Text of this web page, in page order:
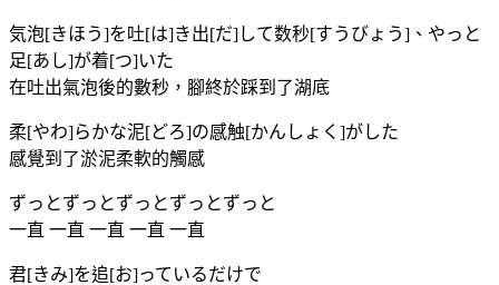
気泡[きほう]を吐[は]き出[だ]して数秒[すうびょう]、やっと
足[あし]が着[つ]いた
在吐出氣泡後的數秒，腳終於踩到了湖底
柔[やわ]らかな泥[どろ]の感触[かんしょく]がした
感覺到了淤泥柔軟的觸感
ずっとずっとずっとずっとずっと
一直 一直 一直 一直 一直
君[きみ]を追[お]っているだけで